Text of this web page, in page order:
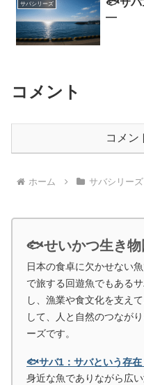
サバシリーズ
🐟サバ
―
コメント
コメン
ホーム サバシリーズ
🐟せいかつ生き
日本の食卓に欠かせない
で旅する回遊魚でもある
し、漁業や食文化を支え
して、人と自然のつなが
ーズです。
🐟サバ1：サバという存
身近な魚でありながら広